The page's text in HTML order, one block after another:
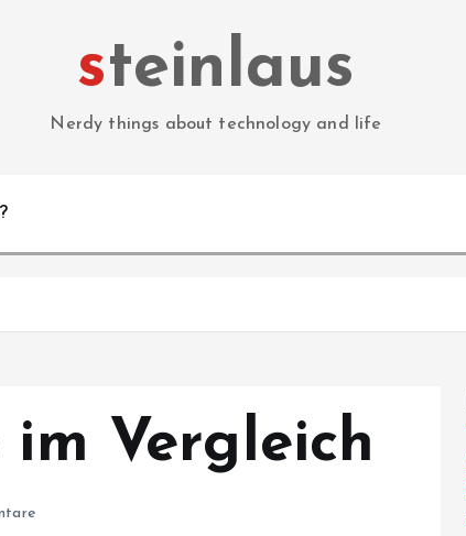
steinlaus
Nerdy things about technology and life
Vergleich